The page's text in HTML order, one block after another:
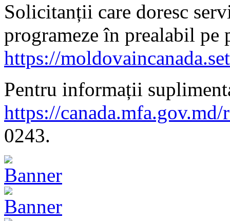
Solicitanții care doresc
programeze în prealabil pe
https://
Pentru informații
https://canada.mfa.gov.md/
0243.